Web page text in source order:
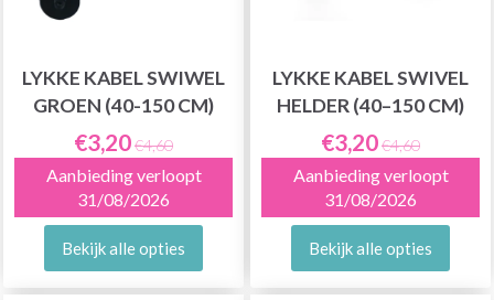
LYKKE KABEL SWIWEL
GROEN (40-150 CM)
€3,20€4,60
Aanbieding verloopt
31/08/2026
Bekijk alle opties
LYKKE KABEL SWIVEL
HELDER (40–150 CM)
€3,20€4,60
Aanbieding verloopt
31/08/2026
Bekijk alle opties